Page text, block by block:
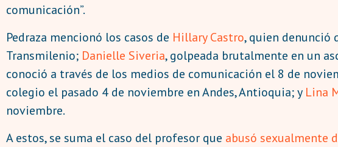
comunicación”.
Pedraza mencionó los casos de Hillary Castro, quien denunció
Transmilenio; Danielle Siveria, golpeada brutalmente en un
conoció a través de los medios de comunicación el 8 de
colegio el pasado 4 de noviembre en Andes, Antioquia; y Lina
noviembre.
A estos, se suma el caso del profesor que abusó sexualmente